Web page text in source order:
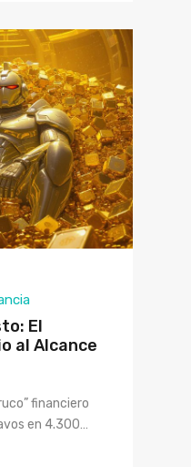
El
al Alcance
financiero
en 4.300…